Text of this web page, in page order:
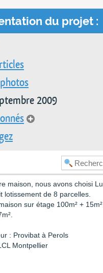
du projet :
2009
maison, nous avons choisi
lotissement de 8 parcelles.
sur étage 100m² +
: Provibat à Perols
Montpellier